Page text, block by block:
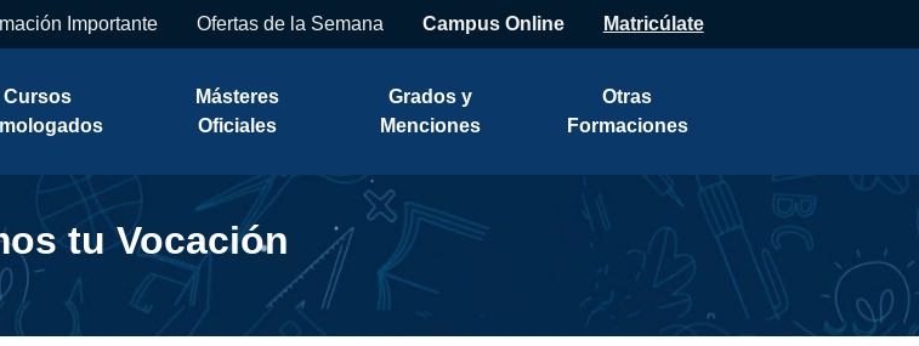
Importante Ofertas de la Semana Campus Online Matricúlate
Cursos
Másteres
Oficiales
Grados y
Menciones
Otras
Formaciones
tu Vocación